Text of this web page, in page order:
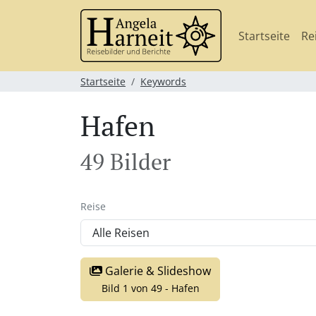
Startseite
Startseite Keywords
Hafen
49 Bilder
Reise
Galerie & Slideshow
Bild 1 von 49 - Hafen